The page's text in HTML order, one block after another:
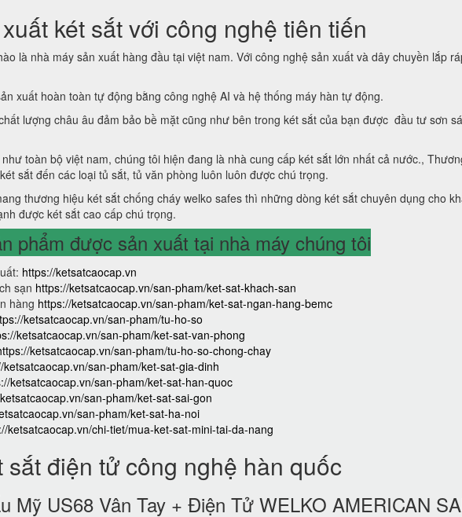
két sắt với công nghệ tiên tiến
là nhà máy sản xuất hàng đầu tại việt nam. Với công nghệ sản xuất và dây chuyền lắp
xuất hoàn toàn tự động bằng công nghệ AI và hệ thống máy hàn tự động.
lượng châu âu đảm bảo bề mặt cũng như bên trong két sắt của bạn được đầu tư sơn
toàn bộ việt nam, chúng tôi hiện đang là nhà cung cấp két sắt lớn nhất cả nước.,
sắt đến các loại tủ sắt, tủ văn phòng luôn luôn được chú trọng.
thương hiệu két sắt chống cháy welko safes thì những dòng két sắt chuyên dụng cho
được két sắt cao cấp chú trọng.
phẩm được sản xuất tại nhà máy chúng tôi
https://ketsatcaocap.vn
sạn https://ketsatcaocap.vn/san-pham/ket-sat-khach-san
hàng https://ketsatcaocap.vn/san-pham/ket-sat-ngan-hang-bemc
ketsatcaocap.vn/san-pham/tu-ho-so
ketsatcaocap.vn/san-pham/ket-sat-van-phong
ketsatcaocap.vn/san-pham/tu-ho-so-chong-chay
ketsatcaocap.vn/san-pham/ket-sat-gia-dinh
ketsatcaocap.vn/san-pham/ket-sat-han-quoc
san-pham/ket-sat-sai-gon
san-pham/ket-sat-ha-noi
ketsatcaocap.vn/chi-tiet/mua-ket-sat-mini-tai-da-nang
sắt điện tử công nghệ hàn quốc
Mỹ US68 Vân Tay + Điện Tử WELKO AMERICAN